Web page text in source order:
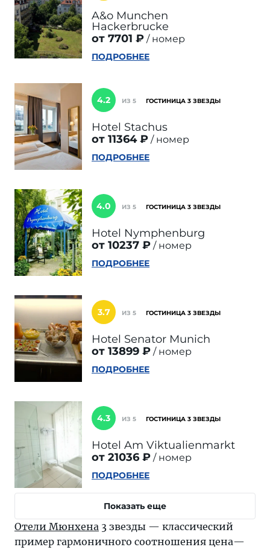
A&o Munchen
Hackerbrucke
от 7701 ₽
номер
ПОДРОБНЕЕ
4.2 ИЗ 5 ГОСТИНИЦА 3 ЗВЕЗДЫ
Hotel Stachus
от 11364 ₽
номер
ПОДРОБНЕЕ
4.0 ИЗ 5 ГОСТИНИЦА 3 ЗВЕЗДЫ
Hotel Nymphenburg
от 10237 ₽
номер
ПОДРОБНЕЕ
3.7 ИЗ 5 ГОСТИНИЦА 3 ЗВЕЗДЫ
Hotel Senator Munich
от 13899 ₽
номер
ПОДРОБНЕЕ
4.3 ИЗ 5 ГОСТИНИЦА 3 ЗВЕЗДЫ
Hotel Am Viktualienmarkt
от 21036 ₽
номер
ПОДРОБНЕЕ
Показать еще
Отели Мюнхена 3 звезды — классический
пример гармоничного соотношения цена—